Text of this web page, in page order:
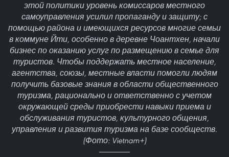
этой политики уровень комиссаров местного
самоуправления усилил пропаганду и защиту; с
помощью района и имеющихся ресурсов многие семьи
в коммуне Йти, особенно в деревне Чоантхен, начали
бизнес по оказанию услуг по размещению в семье для
туристов. Чтобы поддержать местное население,
агентства, союзы, местные власти помогли людям
получить базовые знания в области общественного
туризма, рационально и ответственно с учетом
окружающей среды приобрести навыки приема и
обслуживания туристов, культурного общения,
управления и развития туризма на базе сообществ.
(Фото: Vietnam+)